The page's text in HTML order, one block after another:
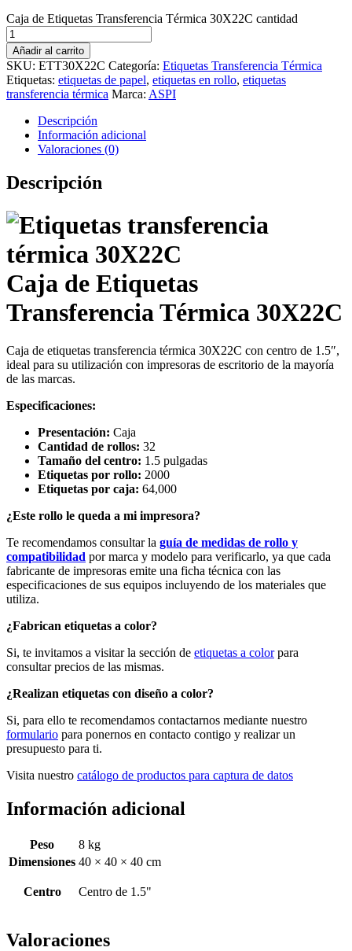
Caja de Etiquetas Transferencia Térmica 30X22C cantidad
Añadir al carrito
SKU: ETT30X22C Categoría: Etiquetas Transferencia Térmica
Etiquetas: etiquetas de papel, etiquetas en rollo, etiquetas
transferencia térmica Marca: ASPI
Descripción
Información adicional
Valoraciones (0)
Descripción
Caja de Etiquetas
Transferencia Térmica 30X22C
Caja de etiquetas transferencia térmica 30X22C con centro de 1.5″,
ideal para su utilización con impresoras de escritorio de la mayoría
de las marcas.
Especificaciones:
Presentación: Caja
Cantidad de rollos: 32
Tamaño del centro: 1.5 pulgadas
Etiquetas por rollo: 2000
Etiquetas por caja: 64,000
¿Este rollo le queda a mi impresora?
Te recomendamos consultar la guía de medidas de rollo y
compatibilidad por marca y modelo para verificarlo, ya que cada
fabricante de impresoras emite una ficha técnica con las
especificaciones de sus equipos incluyendo de los materiales que
utiliza.
¿Fabrican etiquetas a color?
Si, te invitamos a visitar la sección de etiquetas a colorpara
consultar precios de las mismas.
¿Realizan etiquetas con diseño a color?
Si, para ello te recomendamos contactarnos mediante nuestro
formulario para ponernos en contacto contigo y realizar un
presupuesto para ti.
Visita nuestro catálogo de productos para captura de datos
Información adicional
Peso
8 kg
Dimensiones 40 × 40 × 40 cm
Centro Centro de 1.5"
Valoraciones